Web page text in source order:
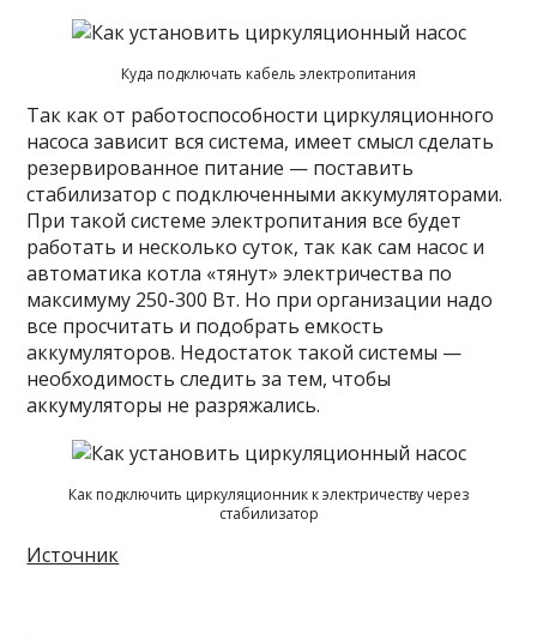
Куда подключать кабель электропитания
Так как от работоспособности циркуляционного
насоса зависит вся система, имеет смысл сделать
резервированное питание — поставить
стабилизатор с подключенными аккумуляторами.
При такой системе электропитания все будет
работать и несколько суток, так как сам насос и
автоматика котла «тянут» электричества по
максимуму 250-300 Вт. Но при организации надо
все просчитать и подобрать емкость
аккумуляторов. Недостаток такой системы —
необходимость следить за тем, чтобы
аккумуляторы не разряжались.
Как подключить циркуляционник к электричеству через
стабилизатор
Источник